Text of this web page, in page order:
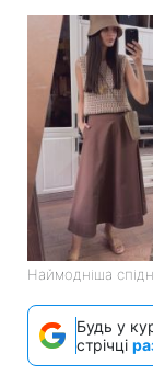
Наймодніша
Будь у
стрічці